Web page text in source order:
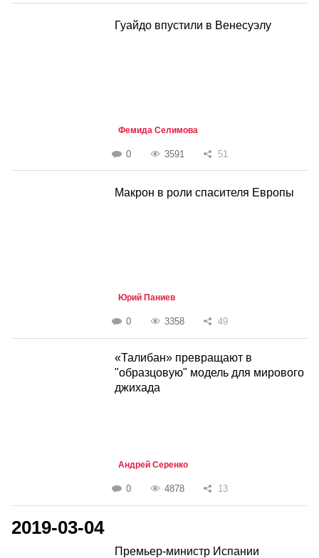
Гуайдо впустили в Венесуэлу
Фемида Селимова
0 3591 51
Макрон в роли спасителя Европы
Юрий Паниев
0 3358 49
«Талибан» превращают в
"образцовую" модель для мирового
джихада
Андрей Серенко
0 4878 13
2019-03-04
Премьер-министр Испании